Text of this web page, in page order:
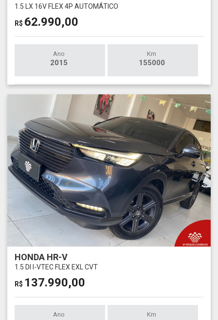
1.5 LX 16V FLEX 4P AUTOMÁTICO
R$ 62.990,00
Ano
2015
Km
155000
HONDA HR-V
1.5 DI I-VTEC FLEX EXL CVT
R$ 137.990,00
Ano Km